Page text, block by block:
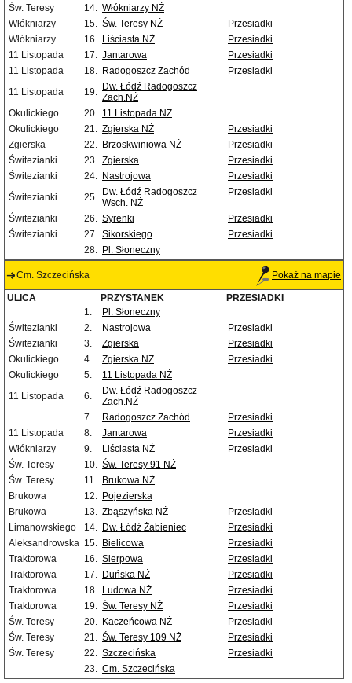
Św. Teresy
14. Włókniarzy NŻ
Włókniarzy
15. Św. Teresy NŻ
Przesiadki
Włókniarzy
16. Liściasta NŻ
Przesiadki
11 Listopada
17. Jantarowa
Przesiadki
11 Listopada
18. Radogoszcz Zachód
Przesiadki
11 Listopada
19. Dw. Łódź Radogoszcz
Zach.NŻ
Okulickiego
20. 11 Listopada NŻ
Okulickiego
21. Zgierska NŻ
Przesiadki
Zgierska
22. Brzoskwiniowa NŻ
Przesiadki
Świtezianki
23. Zgierska
Przesiadki
Świtezianki
24. Nastrojowa
Przesiadki
Świtezianki
25. Dw. Łódź Radogoszcz
Wsch. NŻ
Przesiadki
Świtezianki 26. Syrenki
Przesiadki
Świtezianki
27. Sikorskiego
Przesiadki
28. Pl. Słoneczny
Cm. Szczecińska Pokaż na mapie
ULICA PRZYSTANEK
PRZESIADKI
1.
Pl. Słoneczny
Świtezianki
2. Nastrojowa
Przesiadki
Świtezianki
3. Zgierska
Przesiadki
Okulickiego
4. Zgierska NŻ
Przesiadki
Okulickiego
5.
11 Listopada NŻ
11 Listopada
6.
Dw. Łódź Radogoszcz
Zach.NŻ
7.
Radogoszcz Zachód
Przesiadki
11 Listopada
8. Jantarowa
Przesiadki
Włókniarzy
9. Liściasta NŻ
Przesiadki
Św. Teresy
10. Św. Teresy 91 NŻ
Św. Teresy
11.
Brukowa NŻ
Brukowa
12. Pojezierska
Brukowa
13. Zbąszyńska NŻ
Przesiadki
Limanowskiego
14. Dw. Łódź Żabieniec
Przesiadki
Aleksandrowska 15. Bielicowa
Przesiadki
Traktorowa
16. Sierpowa
Przesiadki
Traktorowa
17. Duńska NŻ
Przesiadki
Traktorowa
18. Ludowa NŻ
Przesiadki
Traktorowa
19. Św. Teresy NŻ
Przesiadki
Św. Teresy
20. Kaczeńcowa NŻ
Przesiadki
Św. Teresy
21. Św. Teresy 109 NŻ
Przesiadki
Św. Teresy
22. Szczecińska
Przesiadki
23. Cm. Szczecińska